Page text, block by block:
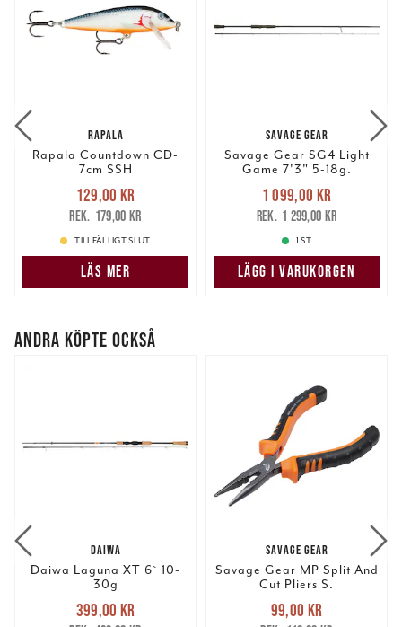
RAPALA
Rapala Countdown CD-
7cm SSH
Nuvarande pris
129,00 krTidigare pris
179,00 kr
129,00 kr
179,00 kr
TILLFÄLLIGT SLUT
LÄS MER
SAVAGE GEAR
Savage Gear SG4 Light
Game 7'3" 5-18g.
Nuvarande pris
1 099,00 krTidigare pris
1 299,00 kr
1 099,00 kr
1 299,00 kr
1 ST
LÄGG I VARUKORGEN
ANDRA KÖPTE OCKSÅ
DAIWA
Daiwa Laguna XT 6` 10-
30g
Nuvarande pris
399,00 krTidigare pris
399,00 kr
SAVAGE GEAR
Savage Gear MP Split And
Cut Pliers S.
Nuvarande pris
99,00 krTidigare pris
99,00 kr